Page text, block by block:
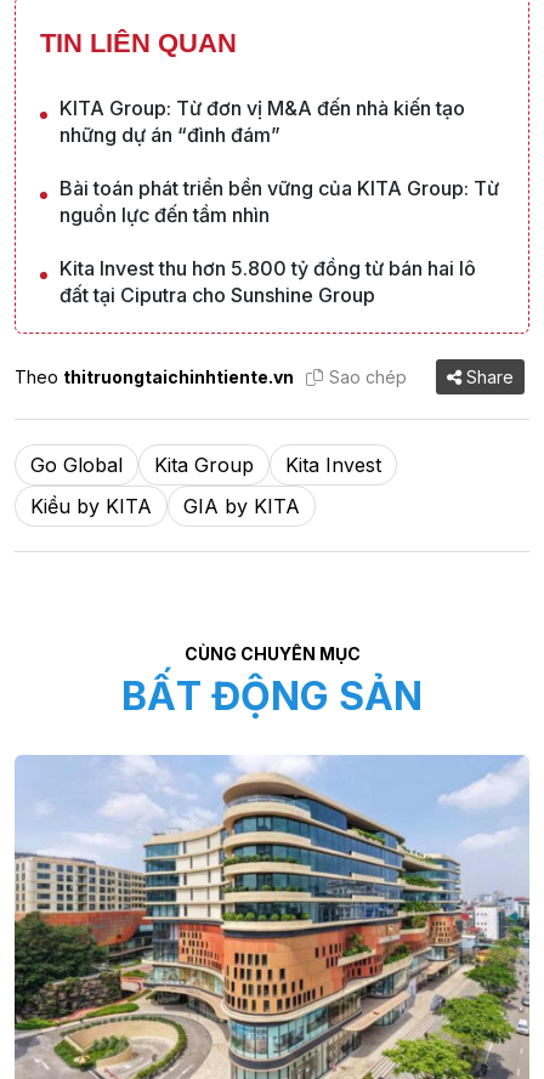
TIN LIÊN QUAN
KITA Group: Từ đơn vị M&A đến nhà kiến tạo
những dự án “đình đám”
Bài toán phát triển bền vững của KITA Group: Từ
nguồn lực đến tầm nhìn
Kita Invest thu hơn 5.800 tỷ đồng từ bán hai lô
đất tại Ciputra cho Sunshine Group
Theo thitruongtaichinhtiente.vn Sao chép Share
Go Global Kita Group
Kita Invest
Kiều by KITA
GIA by KITA
CÙNG CHUYÊN MỤC
BẤT ĐỘNG SẢN